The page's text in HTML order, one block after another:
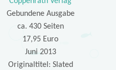
Gebundene Ausgabe
ca. 430 Seiten
17,95 Euro
Juni 2013
Originaltitel: Slated